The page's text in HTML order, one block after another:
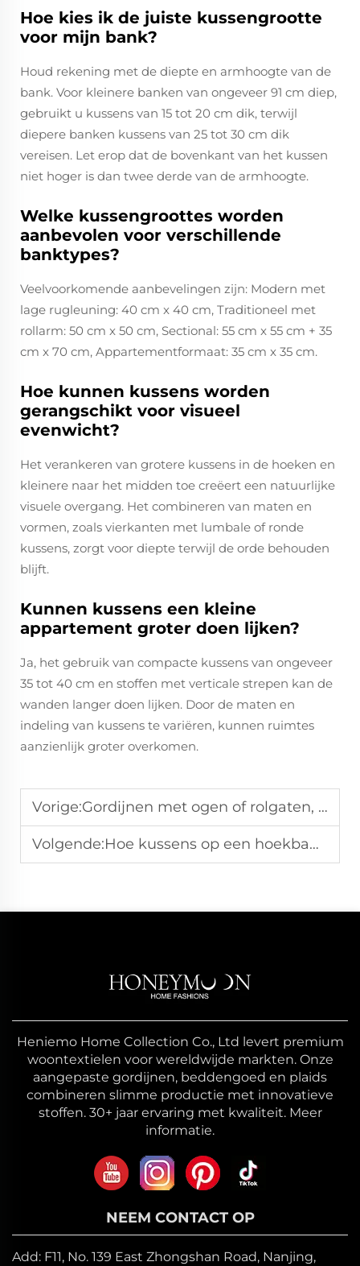
Hoe kies ik de juiste kussengrootte
voor mijn bank?
Houd rekening met de diepte en armhoogte van de
bank. Voor kleinere banken van ongeveer 91 cm diep,
gebruikt u kussens van 15 tot 20 cm dik, terwijl
diepere banken kussens van 25 tot 30 cm dik
vereisen. Let erop dat de bovenkant van het kussen
niet hoger is dan twee derde van de armhoogte.
Welke kussengroottes worden
aanbevolen voor verschillende
banktypes?
Veelvoorkomende aanbevelingen zijn: Modern met
lage rugleuning: 40 cm x 40 cm, Traditioneel met
rollarm: 50 cm x 50 cm, Sectional: 55 cm x 55 cm + 35
cm x 70 cm, Appartementformaat: 35 cm x 35 cm.
Hoe kunnen kussens worden
gerangschikt voor visueel
evenwicht?
Het verankeren van grotere kussens in de hoeken en
kleinere naar het midden toe creëert een natuurlijke
visuele overgang. Het combineren van maten en
vormen, zoals vierkanten met lumbale of ronde
kussens, zorgt voor diepte terwijl de orde behouden
blijft.
Kunnen kussens een kleine
appartement groter doen lijken?
Ja, het gebruik van compacte kussens van ongeveer
35 tot 40 cm en stoffen met verticale strepen kan de
wanden langer doen lijken. Door de maten en
indeling van kussens te variëren, kunnen ruimtes
aanzienlijk groter overkomen.
Vorige:Gordijnen met ogen of rolgaten, welke moet u kiezen?
Volgende:Hoe kussens op een hoekbank rangschikken zoals een ontwerper
Heniemo Home Collection Co., Ltd levert premium
woontextielen voor wereldwijde markten. Onze
aangepaste gordijnen, beddengoed en plaids
combineren slimme productie met innovatieve
stoffen. 30+ jaar ervaring met kwaliteit. Meer
informatie.
NEEM CONTACT OP
Add: F11, No. 139 East Zhongshan Road, Nanjing,